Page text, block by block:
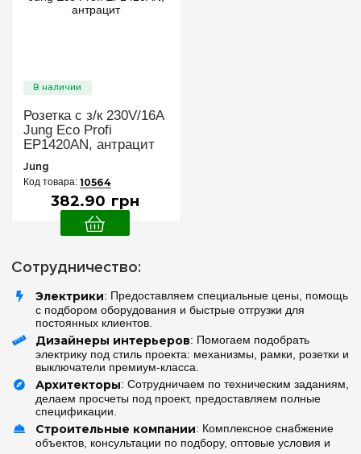
Розетка с з/к 230V/16A
Jung Eco Profi
EP1420AN, антрацит
Jung
10564
382.90 грн
Сотрудничество:
Электрики: Предоставляем специальные цены, помощь
с подбором оборудования и быстрые отгрузки для
постоянных клиентов.
Дизайнеры интерьеров: Помогаем подобрать
электрику под стиль проекта: механизмы, рамки, розетки и
выключатели премиум-класса.
Архитекторы: Сотрудничаем по техническим заданиям,
делаем просчеты под проект, предоставляем полные
спецификации.
Строительные компании: Комплексное снабжение
объектов, консультации по подбору, оптовые условия и